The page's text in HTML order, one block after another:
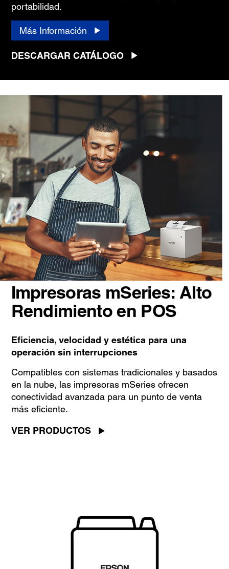
portabilidad.
Más Información
DESCARGAR CATÁLOGO
Impresoras mSeries: Alto
Rendimiento en POS
Eficiencia, velocidad y estética para una
operación sin interrupciones
Compatibles con sistemas tradicionales y basados
en la nube, las impresoras mSeries ofrecen
conectividad avanzada para un punto de venta
más eficiente.
VER PRODUCTOS